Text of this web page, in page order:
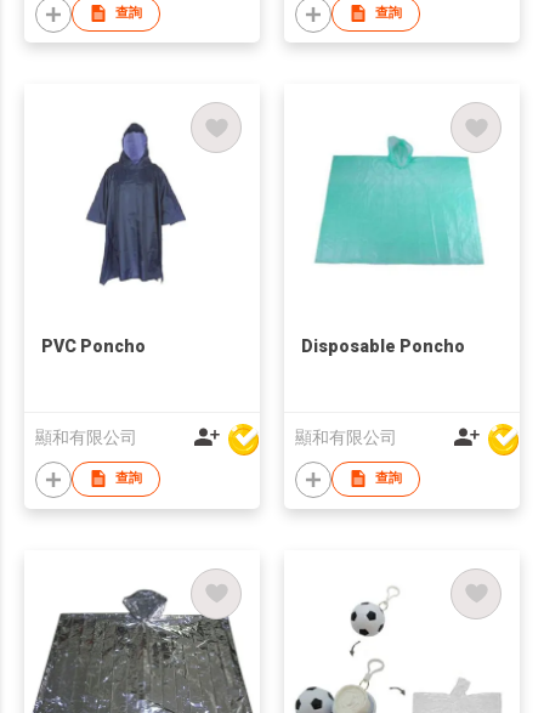
查詢 查詢
PVC Poncho
顯和有限公司
查詢
Disposable Poncho
顯和有限公司
查詢